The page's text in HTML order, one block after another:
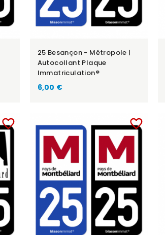
25 Besançon - Métropole |
Autocollant Plaque
Immatriculation®
6,00 €
favorite_border favorite_border